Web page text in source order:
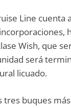
Line cuenta
Wish, que
será
licuado.
tres buques